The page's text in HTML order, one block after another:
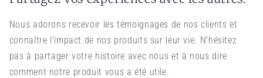
Nous adorons recevoir les témoignages de nos clients et
connaître l'impact de nos produits sur leur vie. N'hésitez
pas à partager votre histoire avec nous et à nous dire
comment notre produit vous a été utile.